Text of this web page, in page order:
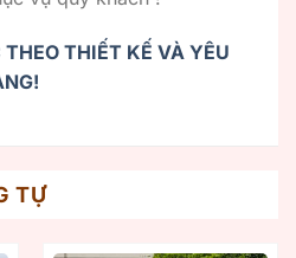
THIẾT KẾ VÀ YÊU
TỰ